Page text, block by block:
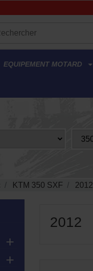
EQUIPEMENT MOTARD
KTM 350 SXF 2012


2012